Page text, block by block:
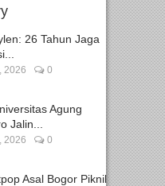
26 Tahun Jaga
2026 0
Agung
Jalin...
2026 0
Asal Bogor Piknik